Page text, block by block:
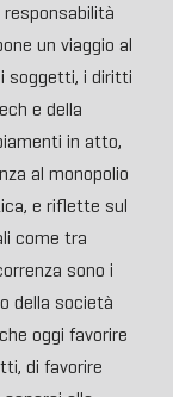
un viaggio al
soggetti, i diritti
e della
in atto,
al monopolio
e riflette sul
come tra
sono i
della società
oggi favorire
di favorire